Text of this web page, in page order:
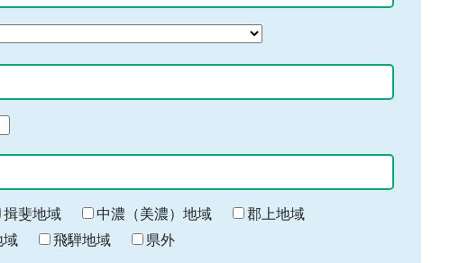
揖斐地域 中濃（美濃）地域
郡上地域
域 飛騨地域 県外